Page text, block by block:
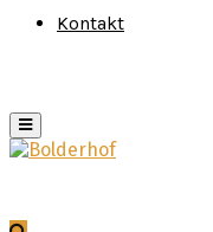
Kontakt
Primary
Menu